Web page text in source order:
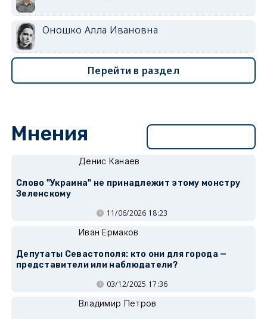
Оношко Алла Ивановна
Перейти в раздел
Мнения
Денис Канаев
Слово "Украина" не принадлежит этому монстру
Зеленскому
11/06/2026 18:23
Иван Ермаков
Депутаты Севастополя: кто они для города —
представители или наблюдатели?
03/12/2025 17:36
Владимир Петров